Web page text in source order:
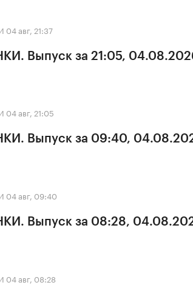
04 авг, 21:37
Выпуск за 21:05,
04 авг, 21:05
Выпуск за 09:40,
04 авг, 09:40
Выпуск за 08:28,
04 авг, 08:28